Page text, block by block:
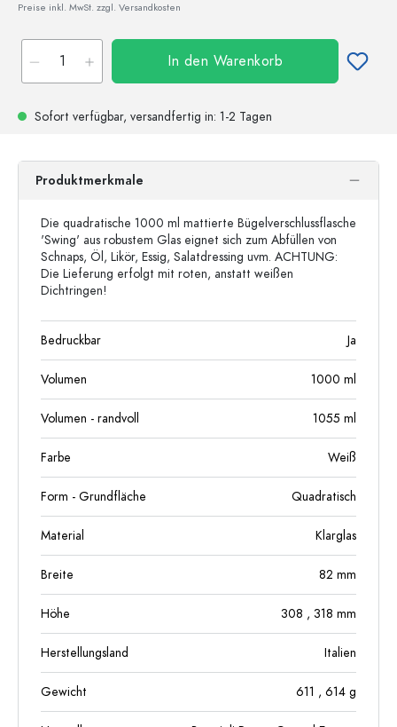
Preise inkl. MwSt. zzgl. Versandkosten
In den Warenkorb
Sofort verfügbar, versandfertig in: 1-2 Tagen
Produktmerkmale
Die quadratische 1000 ml mattierte Bügelverschlussflasche
'Swing' aus robustem Glas eignet sich zum Abfüllen von
Schnaps, Öl, Likör, Essig, Salatdressing uvm. ACHTUNG:
Die Lieferung erfolgt mit roten, anstatt weißen
Dichtringen!
Bedruckbar Ja
Volumen 1000 ml
Volumen - randvoll 1055 ml
Farbe Weiß
Form - Grundfläche Quadratisch
Material Klarglas
Breite 82 mm
Höhe 308 , 318 mm
Herstellungsland Italien
Gewicht 611 , 614 g